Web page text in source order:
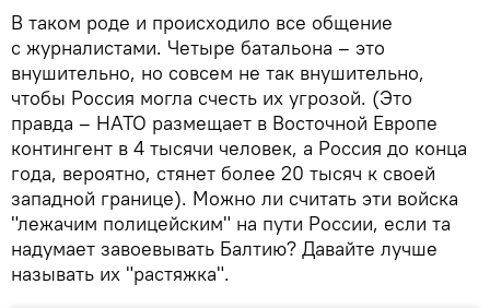
В таком роде и происходило все общение
с журналистами. Четыре батальона – это
внушительно, но совсем не так внушительно,
чтобы Россия могла счесть их угрозой. (Это
правда – НАТО размещает в Восточной Европе
контингент в 4 тысячи человек, а Россия до конца
года, вероятно, стянет более 20 тысяч к своей
западной границе). Можно ли считать эти войска
"лежачим полицейским" на пути России, если та
надумает завоевывать Балтию? Давайте лучше
называть их "растяжка".